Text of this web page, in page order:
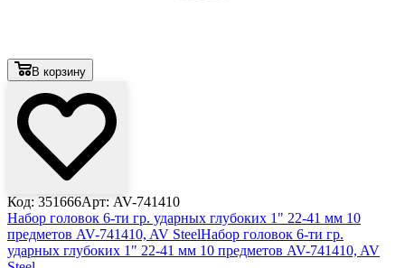
В корзину
Код: 351666Арт: AV-741410
Набор головок 6-ти гр. ударных глубоких 1" 22-41 мм 10
предметов AV-741410, AV SteelНабор головок 6-ти гр.
ударных глубоких 1" 22-41 мм 10 предметов AV-741410, AV